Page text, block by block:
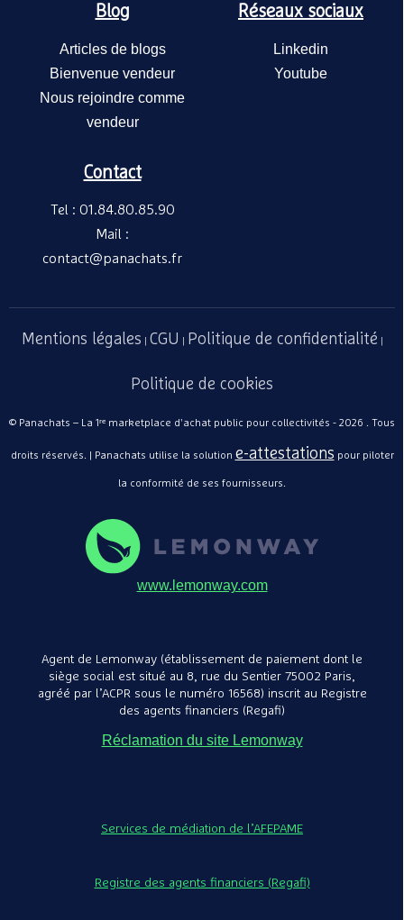
Blog
Articles de blogs
Bienvenue vendeur
Nous rejoindre comme
vendeur
Réseaux sociaux
Linkedin
Youtube
Contact
Tel : 01.84.80.85.90
Mail :
contact@panachats.fr
Mentions légales CGU Politique de confidentialité
Politique de cookies
© Panachats – La 1ʳᵉ marketplace d'achat public pour collectivités - 2026 . Tous
droits réservés. | Panachats utilise la solution e-attestations pour piloter
la conformité de ses fournisseurs.
www.lemonway.com
Agent de Lemonway (établissement de paiement dont le
siège social est situé au 8, rue du Sentier 75002 Paris,
agréé par l’ACPR sous le numéro 16568) inscrit au Registre
des agents financiers (Regafi)
Réclamation du site Lemonway
Services de médiation de l’AFEPAME
Registre des agents financiers (Regafi)